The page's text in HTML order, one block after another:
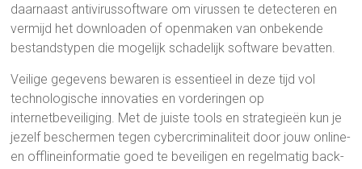
daarnaast antivirussoftware om virussen te detecteren en
vermijd het downloaden of openmaken van onbekende
bestandstypen die mogelijk schadelijk software bevatten.
Veilige gegevens bewaren is essentieel in deze tijd vol
technologische innovaties en vorderingen op
internetbeveiliging. Met de juiste tools en strategieën kun je
jezelf beschermen tegen cybercriminaliteit door jouw online-
en offlineinformatie goed te beveiligen en regelmatig back-